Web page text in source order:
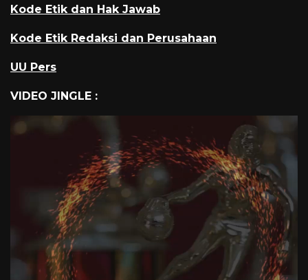
Kode Etik dan Hak Jawab
Kode Etik Redaksi dan Perusahaan
UU Pers
VIDEO JINGLE :